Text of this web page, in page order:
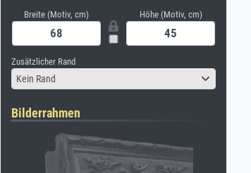
Breite (Motiv, cm) Höhe (Motiv, cm)
Zusätzlicher Rand
Kein Rand
Bilderrahmen